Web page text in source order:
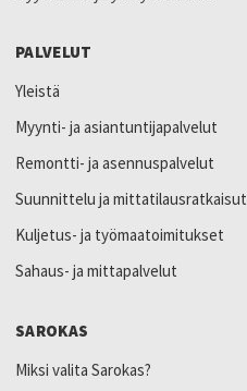
PALVELUT
Yleistä
Myynti- ja asiantuntijapalvelut
Remontti- ja asennuspalvelut
Suunnittelu ja mittatilausratkaisut
Kuljetus- ja työmaatoimitukset
Sahaus- ja mittapalvelut
SAROKAS
Miksi valita Sarokas?